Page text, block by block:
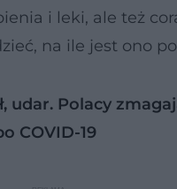
i leki, ale też
na ile jest ono
udar. Polacy
COVID-19